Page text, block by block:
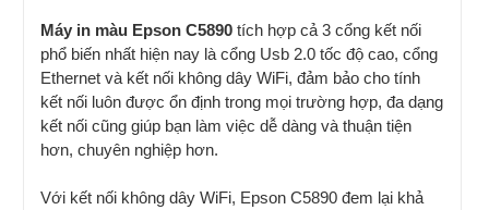
Máy in màu Epson C5890 tích hợp cả 3 cổng kết nối
phổ biến nhất hiện nay là cổng Usb 2.0 tốc độ cao, cổng
Ethernet và kết nối không dây WiFi, đảm bảo cho tính
kết nối luôn được ổn định trong mọi trường hợp, đa dạng
kết nối cũng giúp bạn làm việc dễ dàng và thuận tiện
hơn, chuyên nghiệp hơn.
Với kết nối không dây WiFi, Epson C5890 đem lại khả